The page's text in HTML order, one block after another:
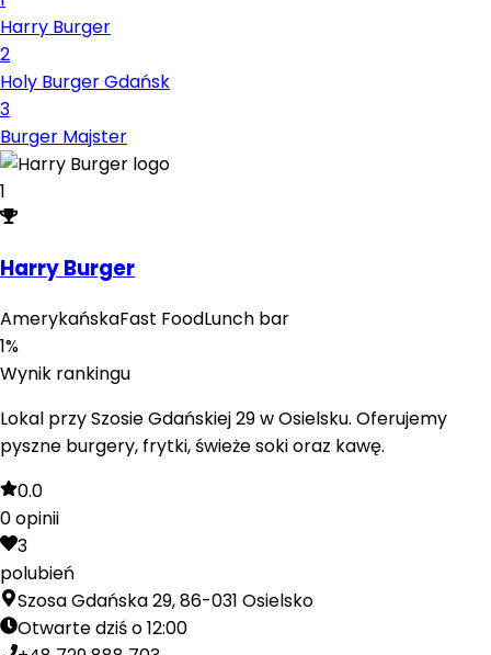
Harry Burger
2
Holy Burger Gdańsk
3
Burger Majster
1
Harry Burger
AmerykańskaFast FoodLunch bar
1%
Wynik rankingu
Lokal przy Szosie Gdańskiej 29 w Osielsku. Oferujemy
pyszne burgery, frytki, świeże soki oraz kawę.
0.0
0opinii
3
polubień
Szosa Gdańska 29, 86-031 Osielsko
Otwarte dziś o 12:00